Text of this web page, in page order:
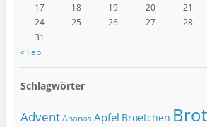
17
18 19 20 21
24
25 26 27 28
31
« Feb.
Schlagwörter
Advent Ananas Apfel Broetchen Brot